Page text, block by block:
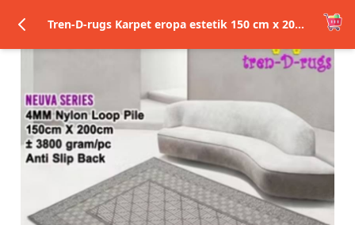
Tren-D-rugs Karpet eropa estetik 150 cm x 200 cm anti slip permadani motif abstrak alas lantai ruang tamu..